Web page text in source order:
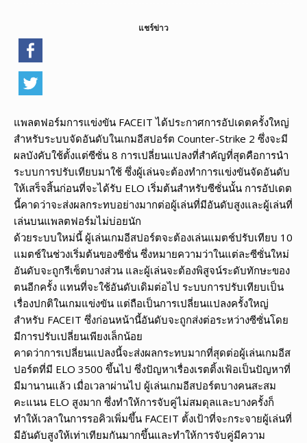
แชร์ข่าว
แพลตฟอร์มการแข่งขัน FACEIT ได้ประกาศการอัปเดตครั้งใหญ่
สำหรับระบบจัดอันดับในเกมอีสปอร์ต Counter-Strike 2 ซึ่งจะมี
ผลบังคับใช้ตั้งแต่ซีซั่น 8 การเปลี่ยนแปลงที่สำคัญที่สุดคือการนำ
ระบบการปรับเทียบมาใช้ ซึ่งผู้เล่นจะต้องทำการแข่งขันจัดอันดับ
ให้เสร็จสิ้นก่อนที่จะได้รับ ELO เริ่มต้นสำหรับซีซั่นนั้น การอัปเดต
นี้คาดว่าจะส่งผลกระทบอย่างมากต่อผู้เล่นที่มีอันดับสูงและผู้เล่นที่
เล่นบนแพลตฟอร์มไม่บ่อยนัก
ด้วยระบบใหม่นี้ ผู้เล่นเกมอีสปอร์ตจะต้องเล่นแมตช์ปรับเทียบ 10
แมตช์ในช่วงเริ่มต้นของซีซั่น ซึ่งหมายความว่าในแต่ละซีซั่นใหม่
อันดับจะถูกรีเซ็ตบางส่วน และผู้เล่นจะต้องพิสูจน์ระดับทักษะของ
ตนอีกครั้ง แทนที่จะใช้อันดับเดิมต่อไป ระบบการปรับเทียบเป็น
เรื่องปกติในเกมแข่งขัน แต่ถือเป็นการเปลี่ยนแปลงครั้งใหญ่
สำหรับ FACEIT ซึ่งก่อนหน้านี้อันดับจะถูกส่งต่อระหว่างซีซั่นโดย
มีการปรับเปลี่ยนเพียงเล็กน้อย
คาดว่าการเปลี่ยนแปลงนี้จะส่งผลกระทบมากที่สุดต่อผู้เล่นเกมอีส
ปอร์ตที่มี ELO 3500 ขึ้นไป ซึ่งปัญหาเรื่องเรตติ้งเฟ้อเป็นปัญหาที่
มีมานานแล้ว เมื่อเวลาผ่านไป ผู้เล่นเกมอีสปอร์ตบางคนสะสม
คะแนน ELO สูงมาก ซึ่งทำให้การจับคู่ไม่สมดุลและบางครั้งก็
ทำให้เวลาในการรอคิวเพิ่มขึ้น FACEIT ตั้งเป้าที่จะกระจายผู้เล่นที่
มีอันดับสูงให้เท่าเทียมกันมากขึ้นและทำให้การจับคู่มีความ